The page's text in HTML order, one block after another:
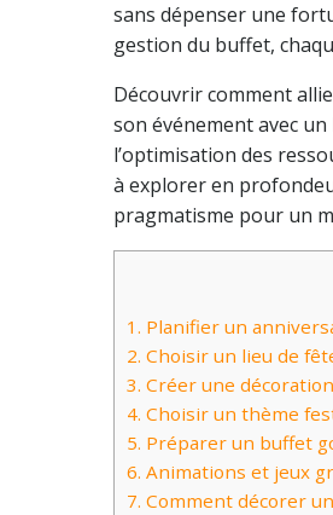
sans dépenser une
gestion du buffet,
Découvrir comment
son événement avec
l’optimisation des
à explorer en
pragmatisme pour un
1. Planifier un
2. Choisir un lieu de
3. Créer une
4. Choisir un thème
5. Préparer un buffet
6. Animations et jeux
7. Comment décorer